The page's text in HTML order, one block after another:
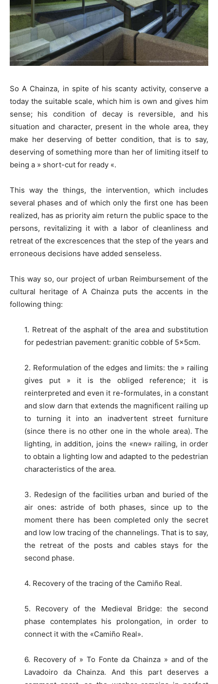
So A Chainza, in spite of his scanty activity, conserve a
today the suitable scale, which him is own and gives him
sense; his condition of decay is reversible, and his
situation and character, present in the whole area, they
make her deserving of better condition, that is to say,
deserving of something more than her of limiting itself to
being a » short-cut for ready «.
This way the things, the intervention, which includes
several phases and of which only the first one has been
realized, has as priority aim return the public space to the
persons, revitalizing it with a labor of cleanliness and
retreat of the excrescences that the step of the years and
erroneous decisions have added senseless.
This way so, our project of urban Reimbursement of the
cultural heritage of A Chainza puts the accents in the
following thing:
1. Retreat of the asphalt of the area and substitution
for pedestrian pavement: granitic cobble of 5x5cm.
2. Reformulation of the edges and limits: the » railing
gives put » it is the obliged reference; it is
reinterpreted and even it re-formulates, in a constant
and slow darn that extends the magnificent railing up
to turning it into an inadvertent street furniture
(since there is no other one in the whole area). The
lighting, in addition, joins the «new» railing, in order
to obtain a lighting low and adapted to the pedestrian
characteristics of the area.
3. Redesign of the facilities urban and buried of the
air ones: astride of both phases, since up to the
moment there has been completed only the secret
and low low tracing of the channelings. That is to say,
the retreat of the posts and cables stays for the
second phase.
4. Recovery of the tracing of the Camiño Real.
5. Recovery of the Medieval Bridge: the second
phase contemplates his prolongation, in order to
connect it with the «Camiño Real».
6. Recovery of » To Fonte da Chainza » and of the
Lavadoiro da Chainza. And this part deserves a